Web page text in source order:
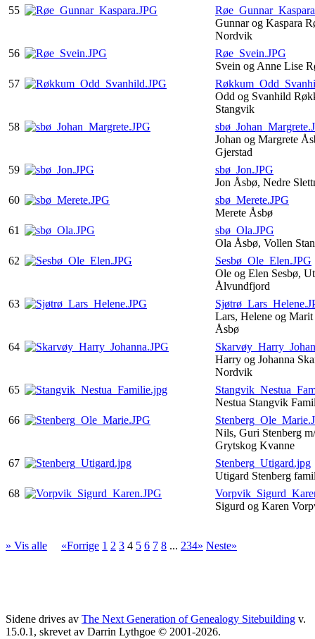
55
Gunnar og Kaspara
Nordvik
56
Røe_Svein.JPG
Svein og Anne Lise
57
Odd og Svanhild
Stangvik
58
Johan og Margrete
Gjerstad
59
sbø_Jon.JPG
Jon Åsbø, Nedre
60
sbø_Merete.JPG
Merete Åsbø
61
sbø_Ola.JPG
Ola Åsbø, Vollen
62
Sesbø_Ole_Elen.JPG
Ole og Elen Sesbø,
Ålvundfjord
63
Lars, Helene og
Åsbø
64
Harry og Johanna
Nordvik
65
Nestua Stangvik
66
Nils, Guri Stenberg
Grytskog Kvanne
67
Stenberg_Utigard.jpg
Utigard Stenberg
68
Sigurd og Karen
» Vis alle «Forrige 1 2 3 4 5 6 7 8 ... 234» Neste»
Sidene drives av The Next Generation of Genealogy Sitebuilding v.
15.0.1, skrevet av Darrin Lythgoe © 2001-2026.